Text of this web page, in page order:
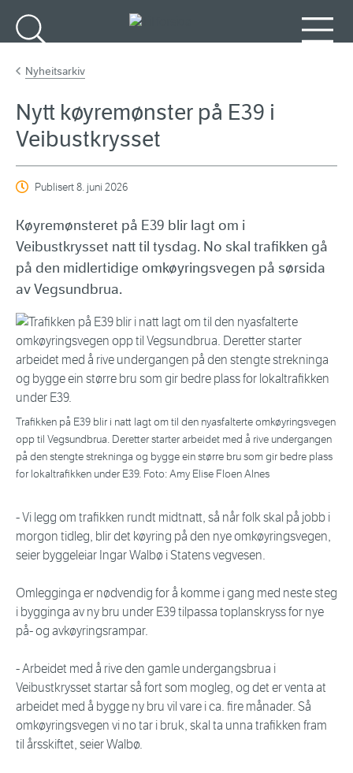
Nyheitsarkiv
Nytt køyremønster på E39 i
Veibustkrysset
Publisert8. juni 2026
Køyremønsteret på E39 blir lagt om i
Veibustkrysset natt til tysdag. No skal trafikken gå
på den midlertidige omkøyringsvegen på sørsida
av Vegsundbrua.
Trafikken på E39 blir i natt lagt om til den nyasfalterte omkøyringsvegen
opp til Vegsundbrua. Deretter starter arbeidet med å rive undergangen
på den stengte strekninga og bygge ein større bru som gir bedre plass
for lokaltrafikken under E39. Foto: Amy Elise Floen Alnes
- Vi legg om trafikken rundt midtnatt, så når folk skal på jobb i
morgon tidleg, blir det køyring på den nye omkøyringsvegen,
seier byggeleiar Ingar Walbø i Statens vegvesen.
Omlegginga er nødvendig for å komme i gang med neste steg
i bygginga av ny bru under E39 tilpassa toplanskryss for nye
på- og avkøyringsrampar.
- Arbeidet med å rive den gamle undergangsbrua i
Veibustkrysset startar så fort som mogleg, og det er venta at
arbeidet med å bygge ny bru vil vare i ca. fire månader. Så
omkøyringsvegen vi no tar i bruk, skal ta unna trafikken fram
til årsskiftet, seier Walbø.